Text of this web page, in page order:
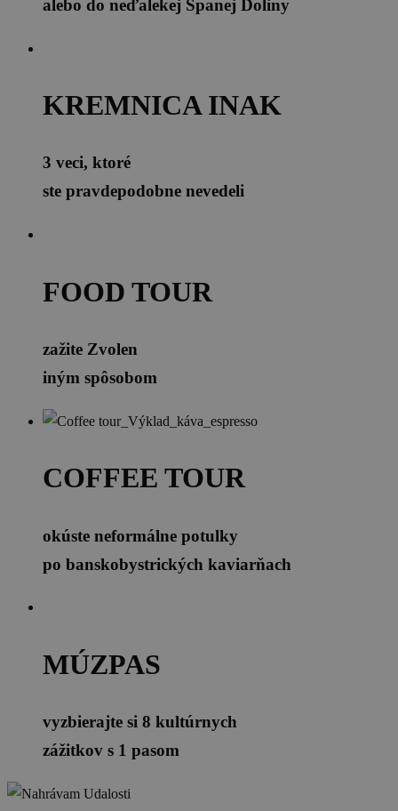
alebo do neďalekej Španej Doliny
KREMNICA INAK
3 veci, ktoré
ste pravdepodobne nevedeli
FOOD TOUR
zažite Zvolen
iným spôsobom
COFFEE TOUR
okúste neformálne potulky
po banskobystrických kaviarňach
MÚZPAS
vyzbierajte si 8 kultúrnych
zážitkov s 1 pasom